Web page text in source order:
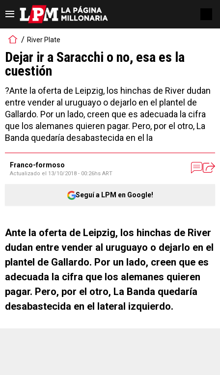
River Plate
Dejar ir a Saracchi o no, esa es la
cuestión
?Ante la oferta de Leipzig, los hinchas de River dudan
entre vender al uruguayo o dejarlo en el plantel de
Gallardo. Por un lado, creen que es adecuada la cifra
que los alemanes quieren pagar. Pero, por el otro, La
Banda quedaría desabastecida en el la
Franco-formoso
Actualizado el 13/10/2018 - 00:26hs ART
Seguí a LPM en Google!
Ante la oferta de Leipzig, los hinchas de River
dudan entre vender al uruguayo o dejarlo en el
plantel de Gallardo. Por un lado, creen que es
adecuada la cifra que los alemanes quieren
pagar. Pero, por el otro, La Banda quedaría
desabastecida en el lateral izquierdo.